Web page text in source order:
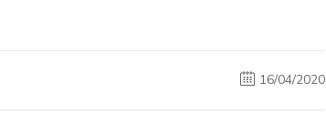
16/04/2020